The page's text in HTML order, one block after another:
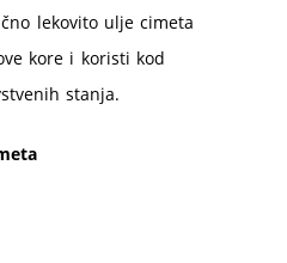
lekovito ulje cimeta
kore i koristi kod
stanja.